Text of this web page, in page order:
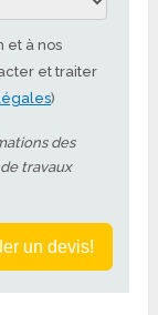
et à nos
et traiter
)
des
travaux
un devis!